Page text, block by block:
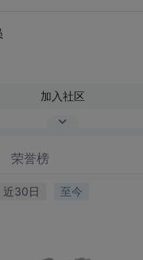
加入社区
荣誉榜
近30日 至今